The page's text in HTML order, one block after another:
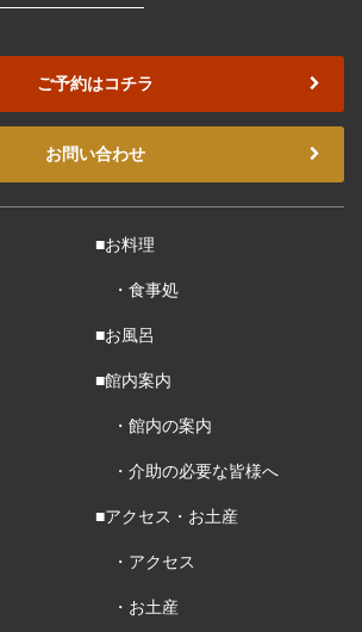
ご予約はコチラ
お問い合わせ
■お料理
・食事処
■お風呂
■館内案内
・館内の案内
・介助の必要な皆様へ
■アクセス・お土産
・アクセス
・お土産